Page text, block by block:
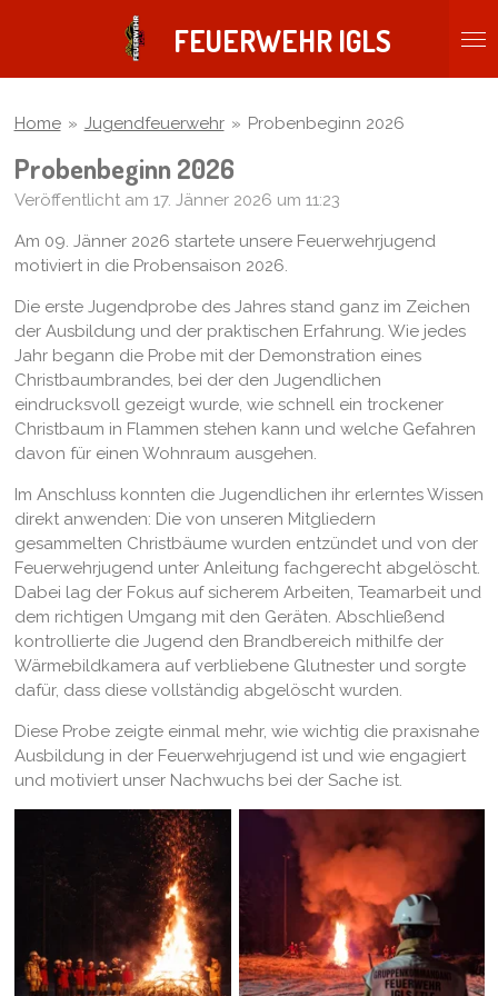
FEUERWEHR IGLS
Home » Jugendfeuerwehr » Probenbeginn 2026
Probenbeginn 2026
Veröffentlicht am 17. Jänner 2026 um 11:23
Am 09. Jänner 2026 startete unsere Feuerwehrjugend
motiviert in die Probensaison 2026.
Die erste Jugendprobe des Jahres stand ganz im Zeichen
der Ausbildung und der praktischen Erfahrung. Wie jedes
Jahr begann die Probe mit der Demonstration eines
Christbaumbrandes, bei der den Jugendlichen
eindrucksvoll gezeigt wurde, wie schnell ein trockener
Christbaum in Flammen stehen kann und welche Gefahren
davon für einen Wohnraum ausgehen.
Im Anschluss konnten die Jugendlichen ihr erlerntes Wissen
direkt anwenden: Die von unseren Mitgliedern
gesammelten Christbäume wurden entzündet und von der
Feuerwehrjugend unter Anleitung fachgerecht abgelöscht.
Dabei lag der Fokus auf sicherem Arbeiten, Teamarbeit und
dem richtigen Umgang mit den Geräten. Abschließend
kontrollierte die Jugend den Brandbereich mithilfe der
Wärmebildkamera auf verbliebene Glutnester und sorgte
dafür, dass diese vollständig abgelöscht wurden.
Diese Probe zeigte einmal mehr, wie wichtig die praxisnahe
Ausbildung in der Feuerwehrjugend ist und wie engagiert
und motiviert unser Nachwuchs bei der Sache ist.